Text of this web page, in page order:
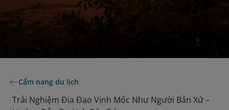
Cẩm nang du lịch
Trải Nghiệm Địa Đạo Vịnh Mốc Như Người Bản Xứ –